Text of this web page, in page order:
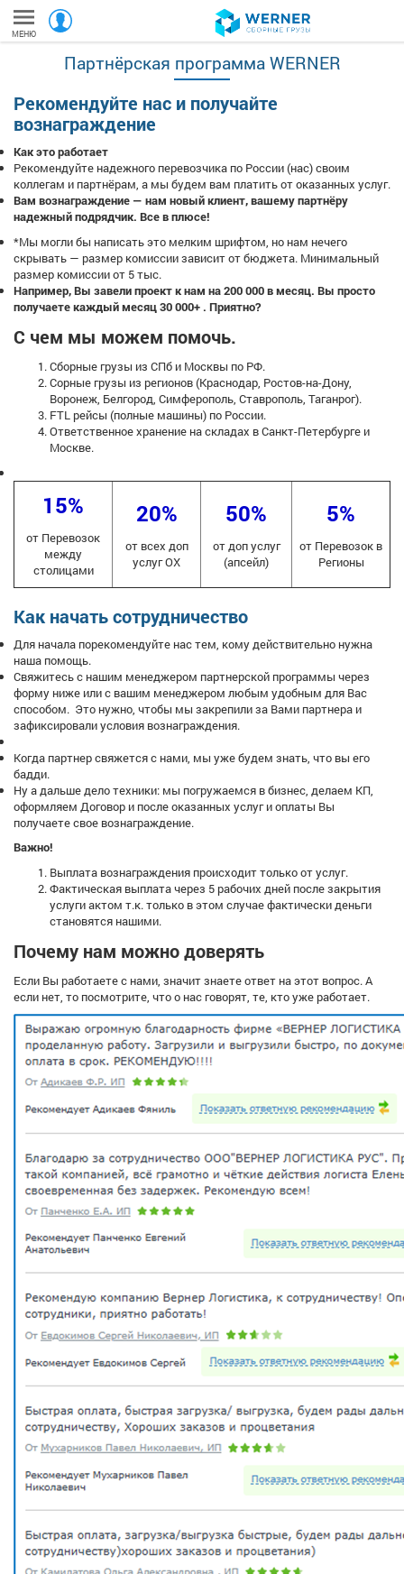
МЕНЮ
Партнёрская программа WERNER
Рекомендуйте нас и получайте
вознаграждение
Как это работает
Рекомендуйте надежного перевозчика по России (нас) своим
коллегам и партнёрам, а мы будем вам платить от оказанных услуг.
Вам вознаграждение — нам новый клиент, вашему партнёру
надежный подрядчик. Все в плюсе!
*Мы могли бы написать это мелким шрифтом, но нам нечего
скрывать — размер комиссии зависит от бюджета. Минимальный
размер комиссии от 5 тыс.
Например, Вы завели проект к нам на 200 000 в месяц. Вы просто
получаете каждый месяц 30 000+ . Приятно?
С чем мы можем помочь.
Сборные грузы из СПб и Москвы по РФ.
Сорные грузы из регионов (Краснодар, Ростов-на-Дону,
Воронеж, Белгород, Симферополь, Ставрополь, Таганрог).
FTL рейсы (полные машины) по России.
Ответственное хранение на складах в Санкт-Петербурге и
Москве.
15%
от Перевозок
между
столицами
20%
от всех доп
услуг ОХ
50%
от доп услуг
(апсейл)
5%
от Перевозок в
Регионы
Как начать сотрудничество
Для начала порекомендуйте нас тем, кому действительно нужна
наша помощь.
Свяжитесь с нашим менеджером партнерской программы через
форму ниже или с вашим менеджером любым удобным для Вас
способом. Это нужно, чтобы мы закрепили за Вами партнера и
зафиксировали условия вознаграждения.
Когда партнер свяжется с нами, мы уже будем знать, что вы его
бадди.
Ну а дальше дело техники: мы погружаемся в бизнес, делаем КП,
оформляем Договор и после оказанных услуг и оплаты Вы
получаете свое вознаграждение.
Важно!
Выплата вознаграждения происходит только от услуг.
Фактическая выплата через 5 рабочих дней после закрытия
услуги актом т.к. только в этом случае фактически деньги
становятся нашими.
Почему нам можно доверять
Если Вы работаете с нами, значит знаете ответ на этот вопрос. А
если нет, то посмотрите, что о нас говорят, те, кто уже работает.